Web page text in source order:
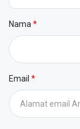
Nama
Email